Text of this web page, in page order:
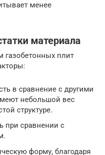
менее
материала
плит
в сравнение с другими
небольшой вес
структуре.
при сравнении с
форму, благодаря